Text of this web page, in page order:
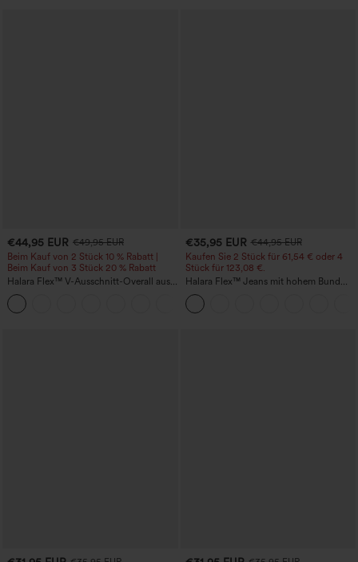
€44,95 EUR €49,95 EUR
Beim Kauf von 2 Stück 10 % Rabatt |
Beim Kauf von 3 Stück 20 % Rabatt
Halara Flex™ V-Ausschnitt-Overall aus
gewaschenem Denim mit Taschen –
lässig
€35,95 EUR €44,95 EUR
Kaufen Sie 2 Stück für 61,54 € oder 4
Stück für 123,08 €.
Halara Flex™ Jeans mit hohem Bund
und Taschen, gewaschener, lässiger
Bootcut